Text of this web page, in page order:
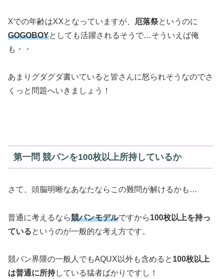
Xでの年齢はXXとなっていますが、 厄落祭というのに
GOGOBOYとしても活躍されるそうで…そういえば俺
も・・
あまりグダグダ書いていると皆さんに怒られそうなのでさ
くっと問題へいきましょう！
第一問 競パンを100枚以上所持しているか
さて、頭脳明晰なあなたならこの難問が解けるかも…
普通に考えるなら競パンモデルですから100枚以上を持っ
ているというのが一般的な考え方です。
競パン界隈の一般人でもAQUX以外も含めると 100枚以上
は普通に所持している猛者ばかりですし！